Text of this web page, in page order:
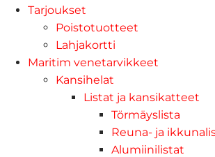
Tarjoukset
Poistotuotteet
Lahjakortti
Maritim venetarvikkeet
Kansihelat
Listat ja kansikatteet
Törmäyslista
Reuna- ja
Alumiinilistat